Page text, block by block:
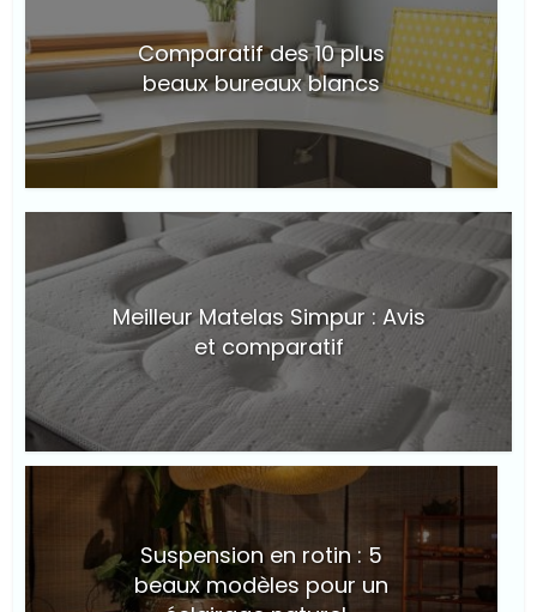
Comparatif des 10 plus
beaux bureaux blancs
© Suite101
Meilleur Matelas Simpur : Avis
et comparatif
Suspension en rotin : 5
beaux modèles pour un